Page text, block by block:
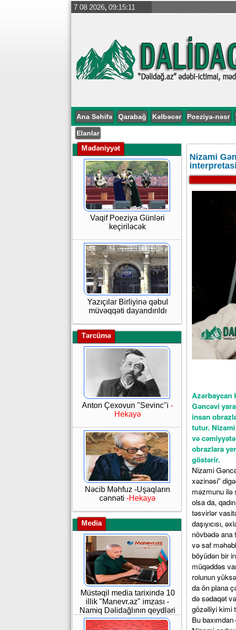
7 08 2026, 09:15:12
Ana Səhifə Qarabağ Kəlbəcər Poeziya-nəsr
Elanlar
Mədəniyyət
Vaqif Poeziya Günləri
keçiriləcək
Yazıçılar Birliyinə qəbul
müvəqqəti dayandırıldı
Tərcümə
Anton Çexovun "Sevinc"i -
Hekayə
Nəcib Məhfuz -Uşaqların
cənnəti -Hekayə
Media
Müstəqil media tarixində 10
illik "Manevr.az" imzası -
Namiq Dəlidağlının qeydləri
Nizami
Azərbaycan
Gəncəvi
insan
tutur.
və
obrazlara
göstərir.
Nizami Gəncəvi yaradıcılığının ilk böyük poeması olan “Sirlər xəzinəsi” digər əsərlərindən fərqli olaraq süjet xəttindən çox, didaktik-fəlsəfi məzmunu ilə seçilir. Bu əsərdə konkret və geniş təsvir olunan qadın qəhrəmanlar az olsa da, qadın obrazı müxtəlif hekayələr, rəvayətlər və ümumiləşdirilmiş bədii təsvirlər vasitəsilə təqdim olunur. Nizami burada qadını daha çox mənəvi dəyərlərin daşıyıcısı, əxlaq və kamillik nümunəsi kimi təqdim edir.Əsərdə qadın obrazı ilk növbədə ana timsalında yüksək dəyərləndirilir. Ana obrazı mərhəmət, qayğı, sədaqət və saf məhəbbətin simvolu kimi təqdim olunur. Nizami üçün ana yalnız övlad böyüdən bir insan deyil, həm də cəmiyyətin mənəvi əsaslarını formalaşdıran müqəddəs varlıqdır. Müasir interpretasiyada bu yanaşma qadının ailə daxilindəki rolunun yüksək qiymətləndirilməsi ilə yanaşı, onun tərbiyəvi və sosial funksiyasının da ön plana çəkilməsi kimi dəyərləndirilə bilər.“Sirlər xəzinəsi”ndə qadın həm də sədaqət və iffət rəmzi kimi çıxış edir. Şair qadının mənəvi saflığını onun ən böyük gözəlliyi kimi təqdim edir və zahiri gözəllikdən daha çox daxili paklığa üstünlük verir. Bu baxımdan qadın obrazı yalnız estetik deyil, etik kateqoriya kimi də çıxış edir. Nizami qadının daxili aləmini saf və kamil göstərməklə insanın mənəvi yüksəlişində qadının rolunu vurğulayır.Əsərdə diqqət çəkən digər məqam qadının müdriklik və nəsihətverici xüsusiyyətlərə malik olmasıdır. Nizami bəzi hekayələrdə qadını ağıl və uzaqgörənlik sahibi kimi təqdim edir. O, doğru yol göstərən, səhvlərdən çəkindirən və insanı mənəvi kamilliyə yönəldən bir qüvvə kimi çıxış edir. Bu isə qadının yalnız hissiyyatla deyil, eyni zamanda dərin düşüncə ilə də əlaqəli olduğunu göstərir.Nizami Gəncəvi bəzi nümunələrdə qadın obrazı vasitəsilə mənfi xüsusiyyətləri də tənqid edir. Bu hallarda qadın obrazı simvolik xarakter daşıyır və daha çox insanın nəfsini, zəifliyini və dünyəvi aludəçiliyini ifadə edir. Lakin bu yanaşma konkret qadınlara deyil, ümumilikdə insan təbiətində mövcud olan mənfi cəhətlərə yönəlmişdir. Müasir baxış bu cür obrazları gender məsələsi kimi deyil, etik və fəlsəfi simvolika kimi qəbul etməyi tələb edir.“Sirlər